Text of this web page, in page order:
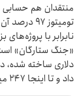
منتقدان هم حسابی
تومیتوز
نابرابر با
داد و تا اینجا ۲۴۷ میلیون دلار در دنیا فروخته است